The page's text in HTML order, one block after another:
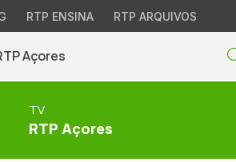
RTP ENSINA RTP ARQUIVOS
Açores
TV
RTP Açores